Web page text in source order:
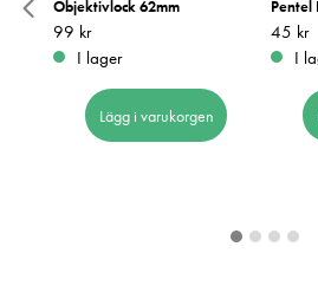
Objektivlock 62mm
Pris :99 kr
99 kr
I lager
Lägg i varukorgen
Pentel
Pris :
45 kr
I